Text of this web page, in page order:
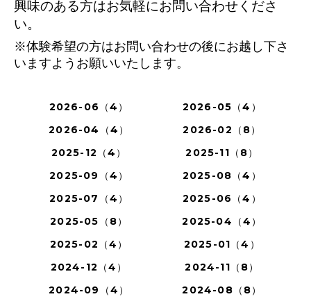
興味のある方はお気軽にお問い合わせくださ
い。
※体験希望の方はお問い合わせの後にお越し下さ
いますようお願いいたします。
2026-06（4）
2026-05（4）
2026-04（4）
2026-02（8）
2025-12（4）
2025-11（8）
2025-09（4）
2025-08（4）
2025-07（4）
2025-06（4）
2025-05（8）
2025-04（4）
2025-02（4）
2025-01（4）
2024-12（4）
2024-11（8）
2024-09（4）
2024-08（8）